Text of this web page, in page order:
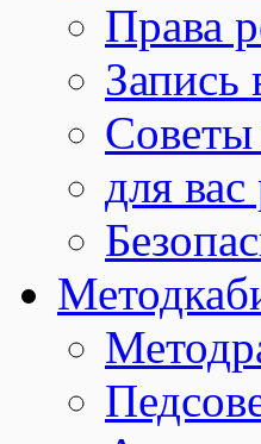
Права
Запись
Советы
для